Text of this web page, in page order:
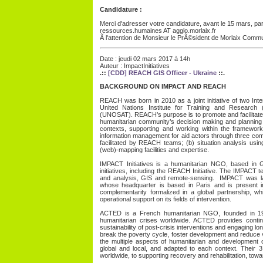
Candidature :
Merci d'adresser votre candidature, avant le 15 mars,
ressources.humaines AT agglo.morlaix.fr
Ã l'attention de Monsieur le PrÃ©sident de Morlaix
Date : jeudi 02 mars 2017 à 14h
Auteur : ImpactInitiatives
.:: [CDD] REACH GIS Officer - Ukraine ::.
BACKGROUND ON IMPACT AND REACH
REACH was born in 2010 as a joint initiative of two
United Nations Institute for Training and Research
(UNOSAT). REACH’s purpose is to promote and
humanitarian community’s decision making and
contexts, supporting and working within the
information management for aid actors through three
facilitated by REACH teams; (b) situation analysis
(web)-mapping facilities and expertise.
IMPACT Initiatives is a humanitarian NGO, based in
initiatives, including the REACH Initiative. The IMPACT
and analysis, GIS and remote-sensing. IMPACT was
whose headquarter is based in Paris and is present
complementarity formalized in a global partnership,
operational support on its fields of intervention.
ACTED is a French humanitarian NGO, founded in
humanitarian crises worldwide. ACTED provides
sustainability of post-crisis interventions and engaging
break the poverty cycle, foster development and
the multiple aspects of humanitarian and
global and local, and adapted to each context. Their
worldwide, to supporting recovery and rehabilitation,